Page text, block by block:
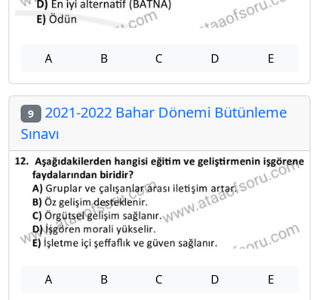
A B C D E
9 2021-2022 Bahar Dönemi Bütünleme
Sınavı
A B C D E